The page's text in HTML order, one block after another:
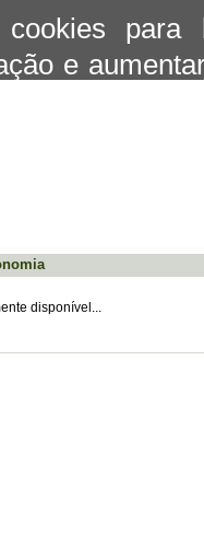
para
e
basta
a
disponível...